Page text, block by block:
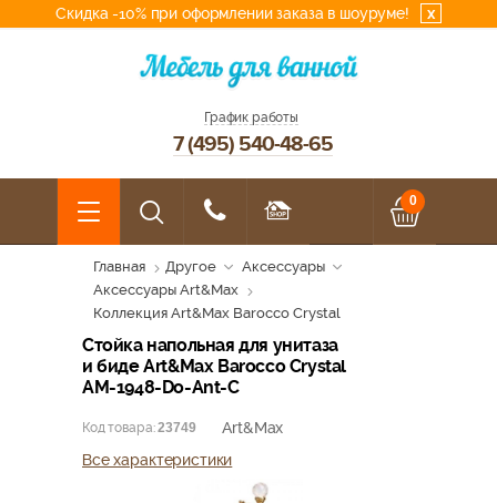
Скидка -10% при оформлении заказа в шоуруме! x
График работы
7 (495) 540-48-65
0
Главная Другое
Аксессуары
Аксессуары Art&Max
Коллекция Art&Max Barocco Crystal
Стойка напольная для унитаза
и биде Art&Max Barocco Crystal
AM-1948-Do-Ant-C
Код товара: 23749
Art&Max
Все характеристики